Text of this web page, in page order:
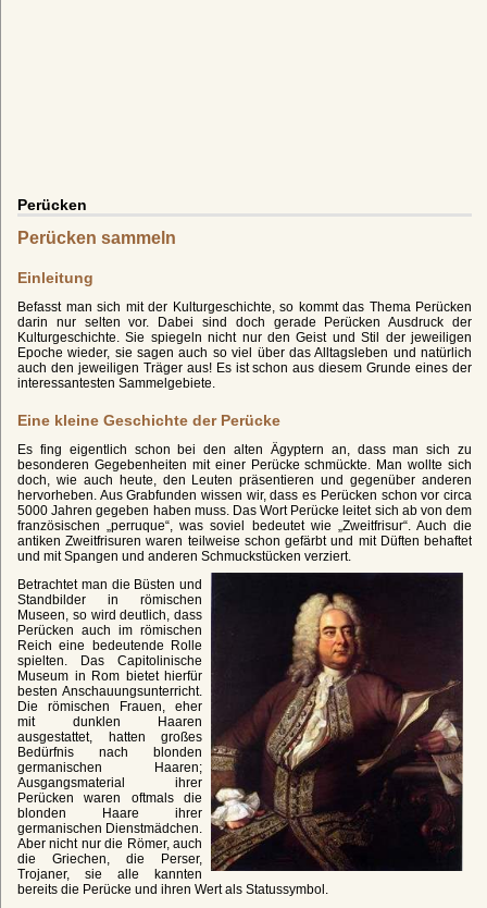
Perücken
Perücken sammeln
Einleitung
Befasst man sich mit der Kulturgeschichte, so kommt das Thema Perücken
darin nur selten vor. Dabei sind doch gerade Perücken Ausdruck der
Kulturgeschichte. Sie spiegeln nicht nur den Geist und Stil der jeweiligen
Epoche wieder, sie sagen auch so viel über das Alltagsleben und natürlich
auch den jeweiligen Träger aus! Es ist schon aus diesem Grunde eines der
interessantesten Sammelgebiete.
Eine kleine Geschichte der Perücke
Es fing eigentlich schon bei den alten Ägyptern an, dass man sich zu
besonderen Gegebenheiten mit einer Perücke schmückte. Man wollte sich
doch, wie auch heute, den Leuten präsentieren und gegenüber anderen
hervorheben. Aus Grabfunden wissen wir, dass es Perücken schon vor circa
5000 Jahren gegeben haben muss. Das Wort Perücke leitet sich ab von dem
französischen „perruque“, was soviel bedeutet wie „Zweitfrisur“. Auch die
antiken Zweitfrisuren waren teilweise schon gefärbt und mit Düften behaftet
und mit Spangen und anderen Schmuckstücken verziert.
Betrachtet man die Büsten und
Standbilder in römischen
Museen, so wird deutlich, dass
Perücken auch im römischen
Reich eine bedeutende Rolle
spielten. Das Capitolinische
Museum in Rom bietet hierfür
besten Anschauungsunterricht.
Die römischen Frauen, eher
mit dunklen Haaren
ausgestattet, hatten großes
Bedürfnis nach blonden
germanischen Haaren;
Ausgangsmaterial ihrer
Perücken waren oftmals die
blonden Haare ihrer
germanischen Dienstmädchen.
Aber nicht nur die Römer, auch
die Griechen, die Perser,
Trojaner, sie alle kannten
bereits die Perücke und ihren Wert als Statussymbol.